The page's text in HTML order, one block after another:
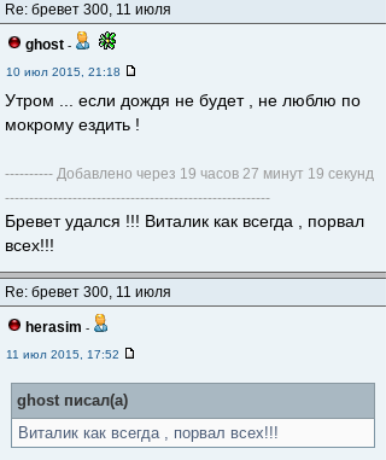
Re: бревет 300, 11 июля
ghost -
10 июл 2015, 21:18
Утром ... если дождя не будет , не люблю по
мокрому ездить !
---------- Добавлено через 19 часов 27 минут 19 секунд
-------------------------------------------------------
Бревет удался !!! Виталик как всегда , порвал
всех!!!
Re: бревет 300, 11 июля
herasim -
11 июл 2015, 17:52
ghost писал(а)
Виталик как всегда , порвал всех!!!